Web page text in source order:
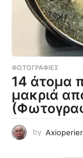
ΦΩΤΟΓΡΑΦΊΕΣ
14 άτομα
μακριά
by